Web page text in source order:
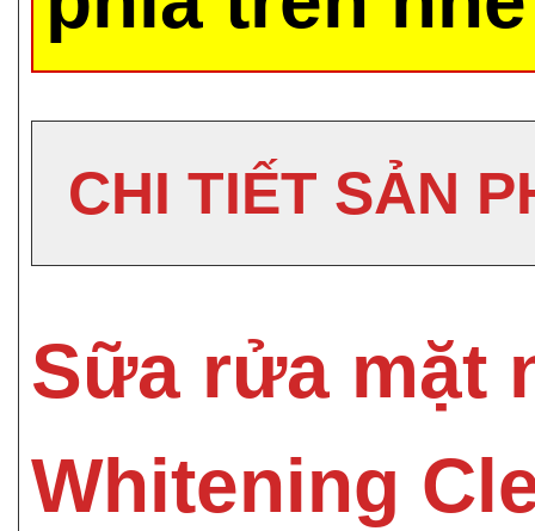
CHI TIẾT SẢN
Sữa rửa mặt
Whitening